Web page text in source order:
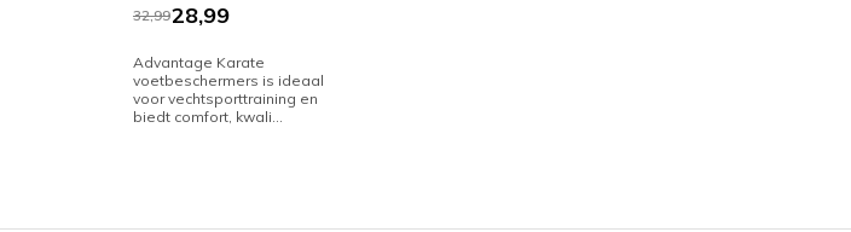
32,9928,99
Advantage Karate
voetbeschermers is ideaal
voor vechtsporttraining en
biedt comfort, kwali...